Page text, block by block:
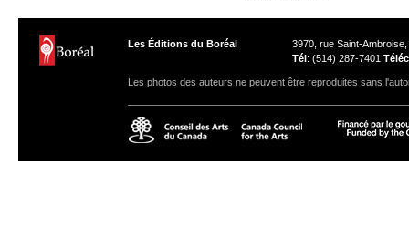
Les Éditions du Boréal
3970, rue Saint-
Tél: (514) 287-7401 Téléc
Les photos des auteurs ne peuvent être reproduites sans